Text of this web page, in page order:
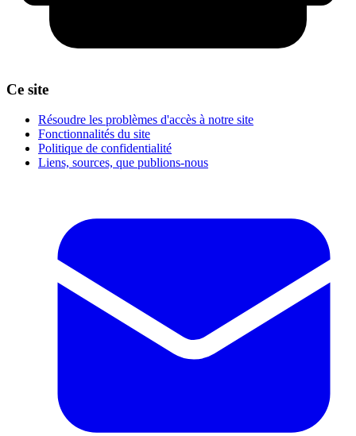
Ce site
Résoudre les problèmes d'accès à notre site
Fonctionnalités du site
Politique de confidentialité
Liens, sources, que publions-nous